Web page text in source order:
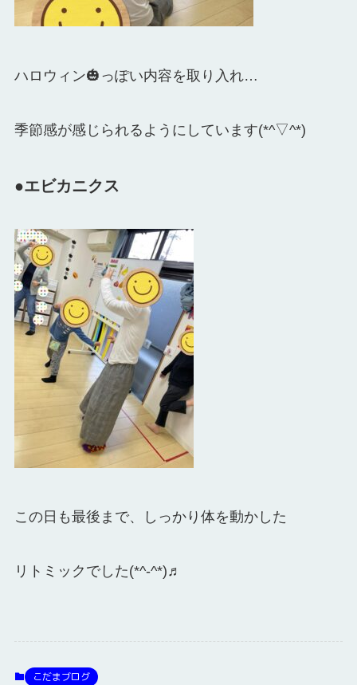
ハロウィン🎃っぽい内容を取り入れ…
季節感が感じられるようにしています(*^▽^*)
●エビカニクス
この日も最後まで、しっかり体を動かした
リトミックでした(*^-^*)♬
こだまブログ